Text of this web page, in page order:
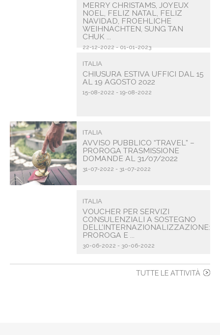
MERRY CHRISTAMS, JOYEUX
NOEL, FELIZ NATAL, FELIZ
NAVIDAD, FROEHLICHE
WEIHNACHTEN, SUNG TAN
CHUK ...
22-12-2022 - 01-01-2023
ITALIA
CHIUSURA ESTIVA UFFICI DAL 15
AL 19 AGOSTO 2022
15-08-2022 - 19-08-2022
ITALIA
AVVISO PUBBLICO “TRAVEL” –
PROROGA TRASMISSIONE
DOMANDE AL 31/07/2022
31-07-2022 - 31-07-2022
ITALIA
VOUCHER PER SERVIZI
CONSULENZIALI A SOSTEGNO
DELL’INTERNAZIONALIZZAZIONE:
PROROGA E ...
30-06-2022 - 30-06-2022
TUTTE LE ATTIVITÀ